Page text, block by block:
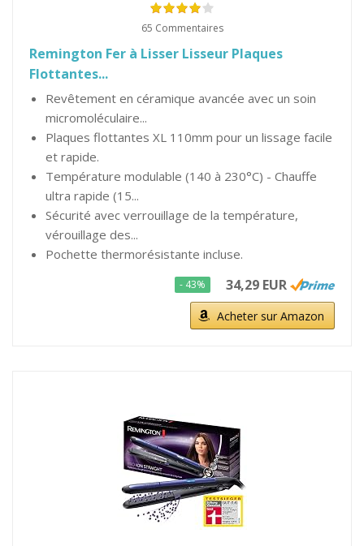
65 Commentaires
Remington Fer à Lisser Lisseur Plaques
Flottantes...
Revêtement en céramique avancée avec un soin
micromoléculaire...
Plaques flottantes XL 110mm pour un lissage facile
et rapide.
Température modulable (140 à 230°C) - Chauffe
ultra rapide (15...
Sécurité avec verrouillage de la température,
vérouillage des...
Pochette thermorésistante incluse.
- 43% 34,29 EUR
Acheter sur Amazon